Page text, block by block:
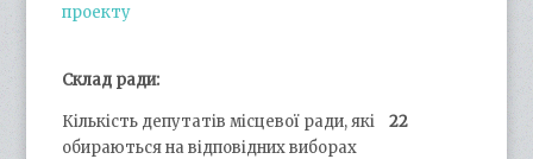
проекту
Склад ради:
Кількість депутатів місцевої ради, які
обираються на відповідних виборах
22